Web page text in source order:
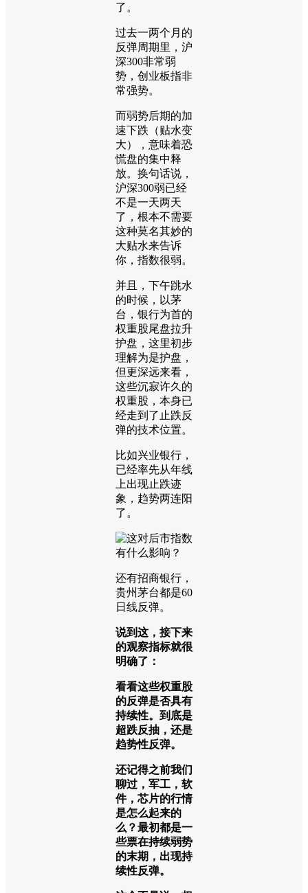
了。
过去一两个月的
反弹周期里，沪
深300非常弱
势，创业板指非
常强势。
而弱势后期的加
速下跌（贴水变
大），意味着恐
慌盘的集中释
放。换句话说，
沪深300弱已经
不是一天两天
了，根本不需要
这种莫名其妙的
大贴水来告诉
你，指数很弱。
并且，下午跳水
的时候，以茅
台，银行为首的
权重股尾盘拉升
护盘，这里初步
理解为是护盘，
但更深远来看，
这些沉寂许久的
权重股，本身已
经走到了止跌反
弹的技术位置。
比如兴业银行，
已经率先从年线
上出现止跌迹
象，趋势两连阳
了。
还有招商银行，
贵州茅台都是60
日线反弹。
说到这，接下来
的观察指标就很
明确了：
看看这些权重股
的反弹是否具有
持续性。到底是
超跌反抽，还是
趋势性反弹。
还记得之前我们
聊过，军工，软
件，芯片的行情
是怎么起来的
么？最初都是一
些票在持续弱势
的末期，出现持
续性反弹。